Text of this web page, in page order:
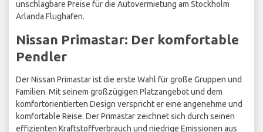
unschlagbare Preise für die Autovermietung am Stockholm
Arlanda Flughafen.
Nissan Primastar: Der komfortable
Pendler
Der Nissan Primastar ist die erste Wahl für große Gruppen und
Familien. Mit seinem großzügigen Platzangebot und dem
komfortorientierten Design verspricht er eine angenehme und
komfortable Reise. Der Primastar zeichnet sich durch seinen
effizienten Kraftstoffverbrauch und niedrige Emissionen aus